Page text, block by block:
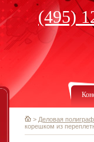
(495)
> Деловая
корешком из